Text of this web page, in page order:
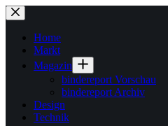
Zum
Inhalt
springenHome
Markt
Magazin
bindereport Vorschau
bindereport Archiv
Design
Technik